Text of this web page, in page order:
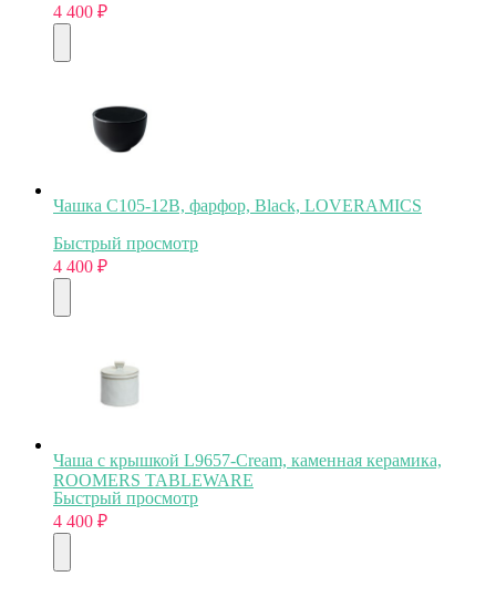
4 400 ₽
Чашка C105-12B, фарфор, Black, LOVERAMICS
Быстрый просмотр
4 400 ₽
Чаша с крышкой L9657-Cream, каменная керамика,
ROOMERS TABLEWARE
Быстрый просмотр
4 400 ₽